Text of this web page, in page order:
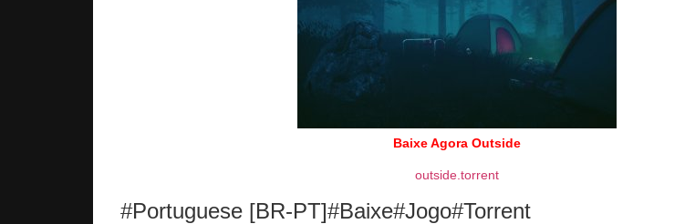
Baixe Agora Outside
outside.torrent
#Portuguese [BR-PT]#Baixe#Jogo#Torrent